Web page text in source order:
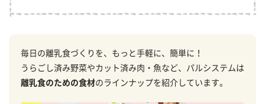
毎日の離乳食づくりを、もっと手軽に、簡単に！
うらごし済み野菜やカット済み肉・魚など、パルシステムは
離乳食のための食材のラインナップを紹介しています。